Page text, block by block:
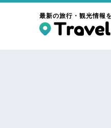
最新の旅行・観光情報